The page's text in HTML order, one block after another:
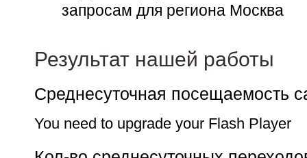
запросам для региона Москва
Результат нашей работы
Среднесуточная посещаемость
You need to upgrade your Flash Player